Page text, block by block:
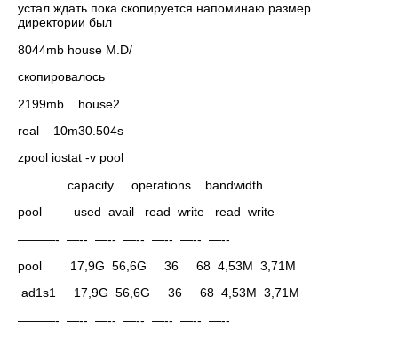
устал ждать пока скопируется напоминаю размер
директории был
8044mb house M.D/
скопировалось
2199mb house2
real 10m30.504s
zpool iostat -v pool
capacity operations bandwidth
pool used avail read write read write
———- —-- —-- —-- —-- —-- —--
pool 17,9G 56,6G 36 68 4,53M 3,71M
ad1s1 17,9G 56,6G 36 68 4,53M 3,71M
———- —-- —-- —-- —-- —-- —--